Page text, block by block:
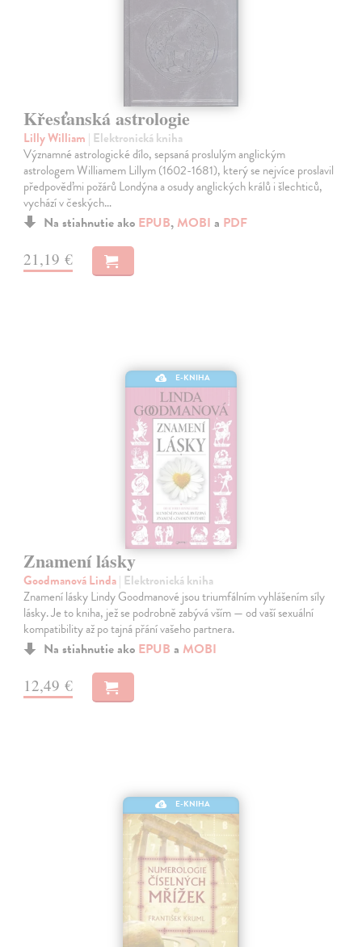
Křesťanská astrologie
Lilly William | Elektronická kniha
Významné astrologické dílo, sepsaná proslulým anglickým
astrologem Williamem Lillym (1602-1681), který se nejvíce proslavil
předpověďmi požárů Londýna a osudy anglických králů i šlechticů,
vychází v českých…
Na stiahnutie ako EPUB, MOBI a PDF
21,19 €
E-KNIHA
Znamení lásky
Goodmanová Linda| Elektronická kniha
Znamení lásky Lindy Goodmanové jsou triumfálním vyhlášením síly
lásky. Je to kniha, jež se podrobně zabývá vším — od vaší sexuální
kompatibility až po tajná přání vašeho partnera.
Na stiahnutie ako EPUB a MOBI
12,49 €
E-KNIHA